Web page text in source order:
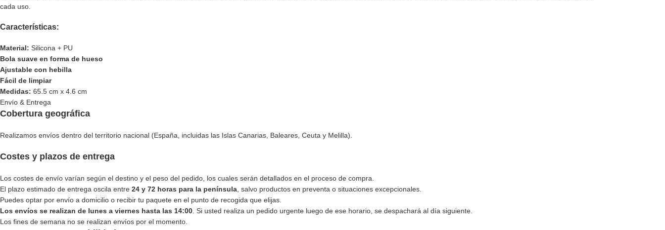
cada uso.
Características:
Material: Silicona + PU
Bola suave en forma de hueso
Ajustable con hebilla
Fácil de limpiar
Medidas: 65.5 cm x 4.6 cm
Envío & Entrega
Cobertura geográfica
Realizamos envíos dentro del territorio nacional (España, incluidas las Islas Canarias, Baleares, Ceuta y Melilla).
Costes y plazos de entrega
Los costes de envío varían según el destino y el peso del pedido, los cuales serán detallados en el proceso de compra.
El plazo estimado de entrega oscila entre 24 y 72 horas para la península , salvo productos en preventa o situaciones excepcionales.
Puedes optar por envío a domicilio o recibir tu paquete en el punto de recogida que elijas.
Los envíos se realizan de lunes a viernes hasta las 14:00 . Si usted realiza un pedido urgente luego de ese horario, se despachará al día siguiente.
Los fines de semana no se realizan envíos por el momento.